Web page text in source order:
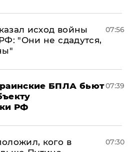
исход войны
"Они не сдадутся,
07:56
БПЛА бьют
РФ
07:39
кого в
07:30